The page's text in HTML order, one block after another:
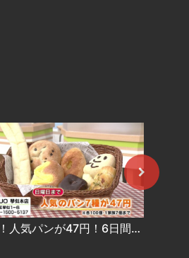
衝撃！人気パンが47円！6日間セールスタート！ 2026-07-28